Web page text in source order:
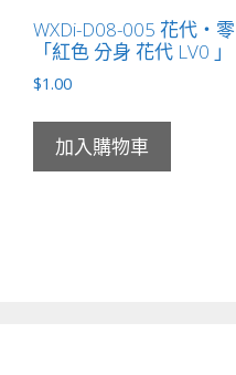
WXDi-D08-005 花代・零
「紅色 分身 花代 LV0 」
$1.00
加入購物車